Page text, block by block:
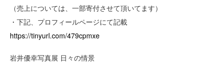
（売上については、一部寄付させて頂いてます）
・下記、プロフィールページにて記載
https://tinyurl.com/479cpmxe
岩井優幸写真展 日々の情景